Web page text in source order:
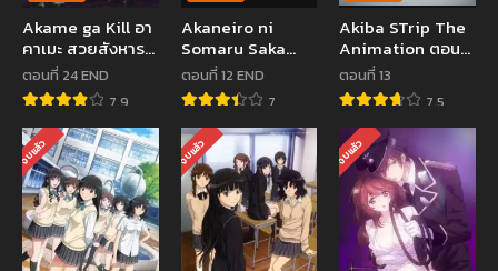
Akame ga Kill อา
คาเมะ สวยสังหาร
ตอนที่ 1-24 ซับไทย
ตอนที่ 24 END
7.9
Akaneiro ni
Somaru Saka
อดีตเกรียนกับคุณ
หนูคู่หมั้น ตอนที่ 1-
12 ซับไทย
ตอนที่ 12 END
7
Akiba STrip The
Animation ตอนที่
1-13 ซับไทย
ตอนที่ 13
7.5
จบแล้ว จบแล้ว จบแล้ว